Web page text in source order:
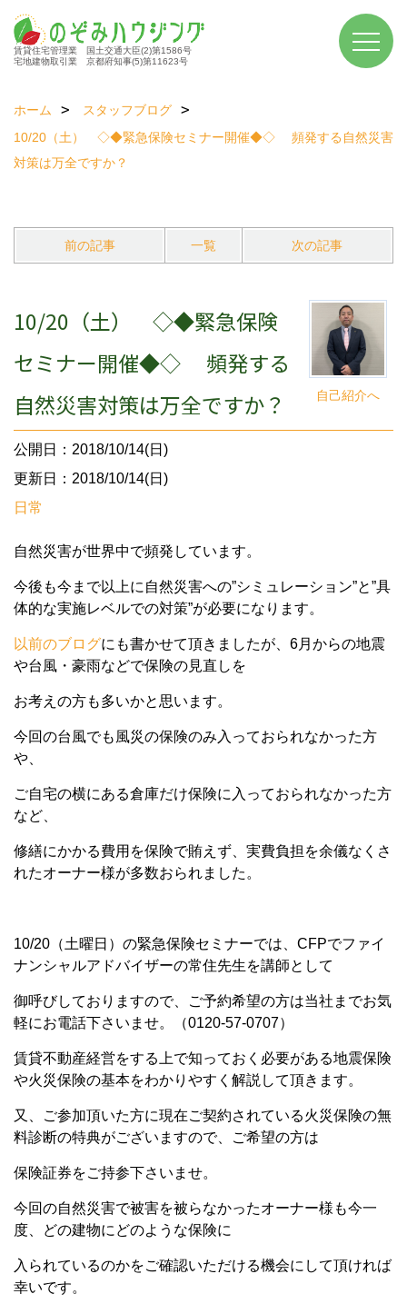
賃貸住宅管理業 国土交通大臣(2)第1586号
宅地建物取引業 京都府知事(5)第11623号
ホーム
スタッフブログ
10/20（土） ◇◆緊急保険セミナー開催◆◇ 頻発する自然災害
対策は万全ですか？
前の記事 一覧 次の記事
自己紹介へ
10/20（土） ◇◆緊急保険
セミナー開催◆◇ 頻発する
自然災害対策は万全ですか？
公開日：2018/10/14(日)
更新日：2018/10/14(日)
日常
自然災害が世界中で頻発しています。
今後も今まで以上に自然災害への”シミュレーション”と”具
体的な実施レベルでの対策”が必要になります。
以前のブログにも書かせて頂きましたが、6月からの地震
や台風・豪雨などで保険の見直しを
お考えの方も多いかと思います。
今回の台風でも風災の保険のみ入っておられなかった方
や、
ご自宅の横にある倉庫だけ保険に入っておられなかった方
など、
修繕にかかる費用を保険で賄えず、実費負担を余儀なくさ
れたオーナー様が多数おられました。
10/20（土曜日）の緊急保険セミナーでは、CFPでファイ
ナンシャルアドバイザーの常住先生を講師として
御呼びしておりますので、ご予約希望の方は当社までお気
軽にお電話下さいませ。（0120-57-0707）
賃貸不動産経営をする上で知っておく必要がある地震保険
や火災保険の基本をわかりやすく解説して頂きます。
又、ご参加頂いた方に現在ご契約されている火災保険の無
料診断の特典がございますので、ご希望の方は
保険証券をご持参下さいませ。
今回の自然災害で被害を被らなかったオーナー様も今一
度、どの建物にどのような保険に
入られているのかをご確認いただける機会にして頂ければ
幸いです。